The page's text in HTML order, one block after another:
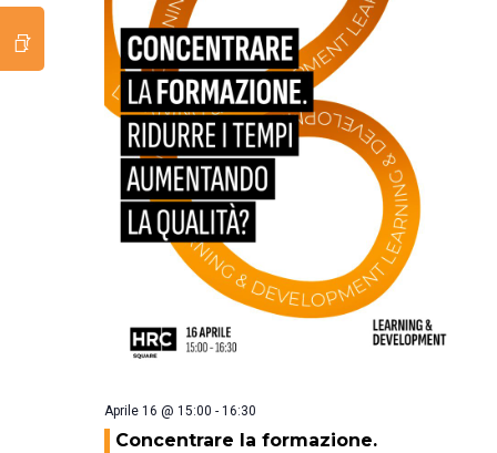
Aprile 16 @ 15:00 - 16:30
Concentrare la formazione.